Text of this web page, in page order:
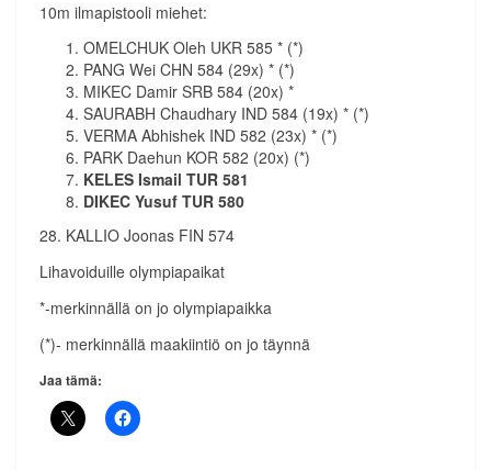
10m ilmapistooli miehet:
OMELCHUK Oleh UKR 585 * (*)
PANG Wei CHN 584 (29x) * (*)
MIKEC Damir SRB 584 (20x) *
SAURABH Chaudhary IND 584 (19x) * (*)
VERMA Abhishek IND 582 (23x) * (*)
PARK Daehun KOR 582 (20x) (*)
KELES Ismail TUR 581
DIKEC Yusuf TUR 580
28. KALLIO Joonas FIN 574
Lihavoiduille olympiapaikat
*-merkinnällä on jo olympiapaikka
(*)- merkinnällä maakiintiö on jo täynnä
Jaa tämä: